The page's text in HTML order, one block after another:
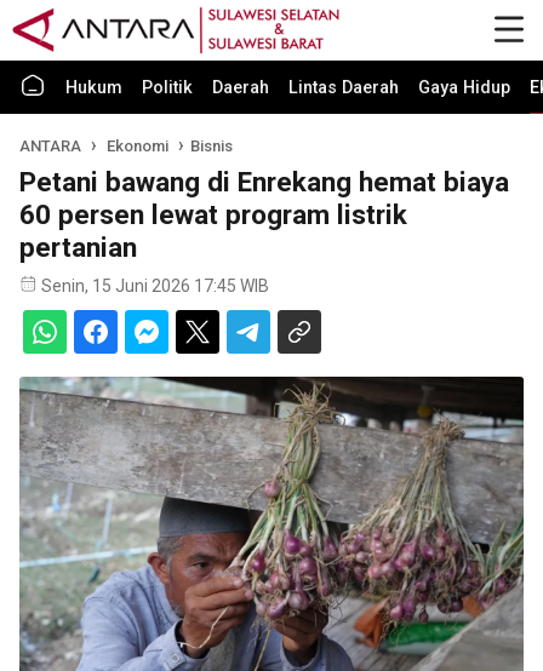
Hukum Politik Daerah Lintas Daerah Gaya Hidup
ANTARA Ekonomi Bisnis
Petani bawang di Enrekang hemat biaya
60 persen lewat program listrik
pertanian
Senin, 15 Juni 2026 17:45 WIB